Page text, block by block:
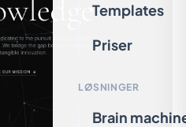
Templates
Priser
LØSNINGER
Brain